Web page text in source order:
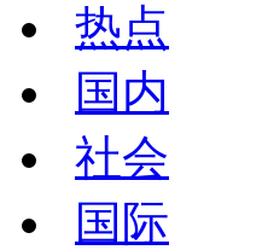
热点
国内
社会
国际